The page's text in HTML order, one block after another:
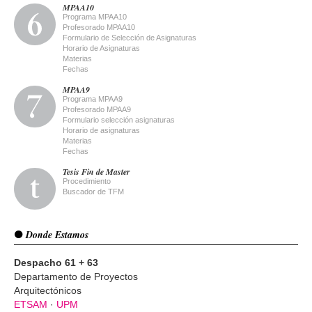
MPAA10
Programa MPAA10
Profesorado MPAA10
Formulario de Selección de Asignaturas
Horario de Asignaturas
Materias
Fechas
MPAA9
Programa MPAA9
Profesorado MPAA9
Formulario selección asignaturas
Horario de asignaturas
Materias
Fechas
Tesis Fin de Master
Procedimiento
Buscador de TFM
Donde Estamos
Despacho 61 + 63
Departamento de Proyectos
Arquitectónicos
ETSAM · UPM